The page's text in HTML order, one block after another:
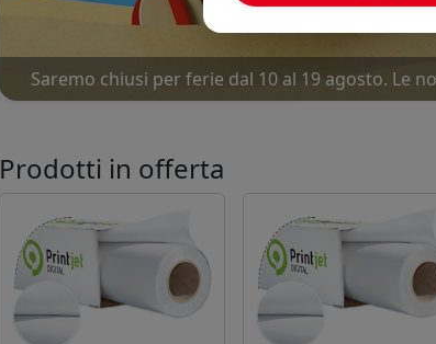
Saremo chiusi per ferie dal 10 al 19 agosto. Le
Nuove offerte Luglio-
Prodotti in offerta